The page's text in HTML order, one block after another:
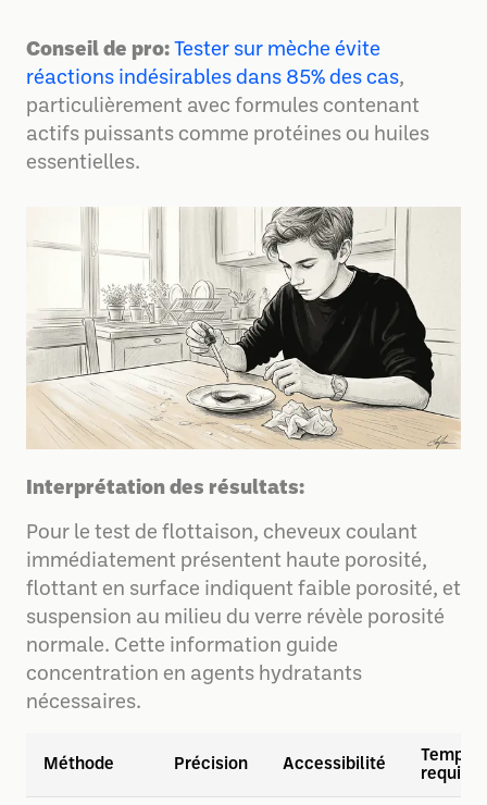
Conseil de pro: Tester sur mèche évite
réactions indésirables dans 85% des cas,
particulièrement avec formules contenant
actifs puissants comme protéines ou huiles
essentielles.
Interprétation des résultats:
Pour le test de flottaison, cheveux coulant
immédiatement présentent haute porosité,
flottant en surface indiquent faible porosité, et
suspension au milieu du verre révèle porosité
normale. Cette information guide
concentration en agents hydratants
nécessaires.
Méthode Précision Accessibilité
Temps
requis